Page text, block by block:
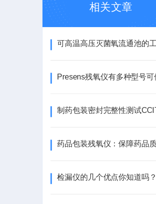
相关文章
检漏仪的几个优点你知道吗？